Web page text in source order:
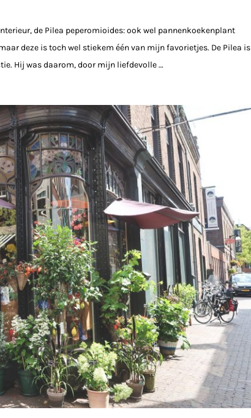
de Pilea peperomioides: ook wel pannenkoekenplant
deze is toch wel stiekem één van mijn favorietjes. De Pilea is
Hij was daarom, door mijn liefdevolle …